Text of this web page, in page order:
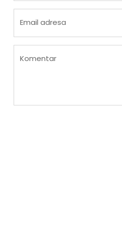
Email adresa
Komentar